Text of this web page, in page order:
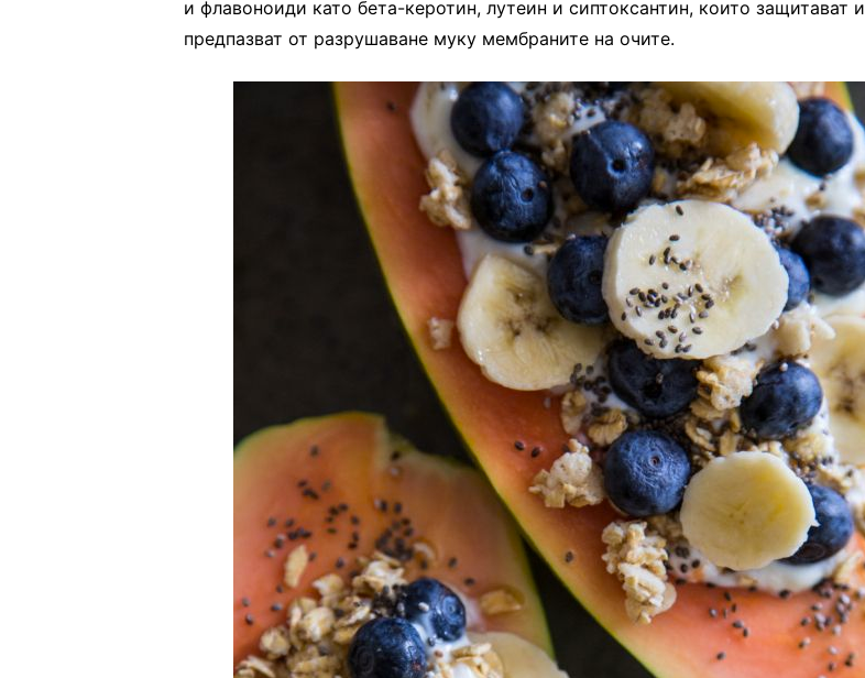
и флавоноиди като бета-керотин, лутеин и сиптоксантин, които защитават и
предпазват от разрушаване муку мембраните на очите.